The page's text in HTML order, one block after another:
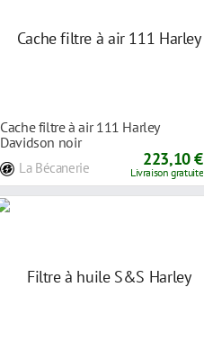
Cache filtre à air 111 Harley
Davidson noir
La Bécanerie 223,10 €
Livraison gratuite